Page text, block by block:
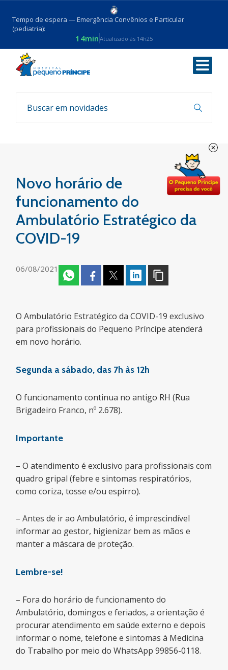
Tempo de espera — Emergência Convênios e Particular
(pediatria):
14min Atualizado às 14h25
Voltar
Coronavirus
Novo horário de
funcionamento do
Ambulatório Estratégico da
COVID-19
06/08/2021
O Ambulatório Estratégico da COVID-19 exclusivo
para profissionais do Pequeno Príncipe atenderá
em novo horário.
Segunda a sábado, das 7h às 12h
O funcionamento continua no antigo RH (Rua
Brigadeiro Franco, nº 2.678).
Importante
– O atendimento é exclusivo para profissionais com
quadro gripal (febre e sintomas respiratórios,
como coriza, tosse e/ou espirro).
– Antes de ir ao Ambulatório, é imprescindível
informar ao gestor, higienizar bem as mãos e
manter a máscara de proteção.
Lembre-se!
– Fora do horário de funcionamento do
Ambulatório, domingos e feriados, a orientação é
procurar atendimento em saúde externo e depois
informar o nome, telefone e sintomas à Medicina
do Trabalho por meio do WhatsApp 99856-0118.